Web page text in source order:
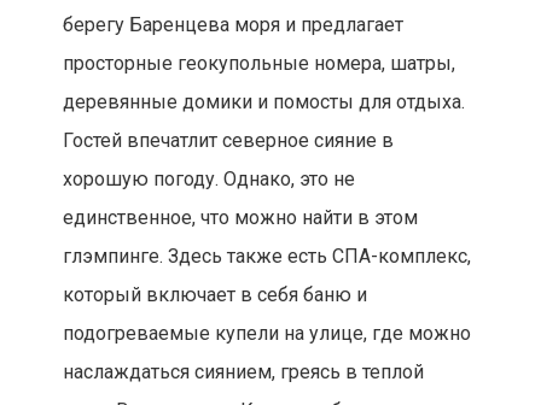
берегу Баренцева моря и предлагает
просторные геокупольные номера, шатры,
деревянные домики и помосты для отдыха.
Гостей впечатлит северное сияние в
хорошую погоду. Однако, это не
единственное, что можно найти в этом
глэмпинге. Здесь также есть СПА-комплекс,
который включает в себя баню и
подогреваемые купели на улице, где можно
наслаждаться сиянием, греясь в теплой